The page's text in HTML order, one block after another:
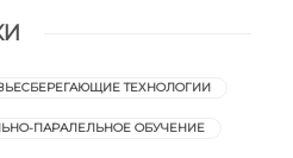
ТЕХНОЛОГИИ
ПАРАЛЕЛЬНОЕ ОБУЧЕНИЕ